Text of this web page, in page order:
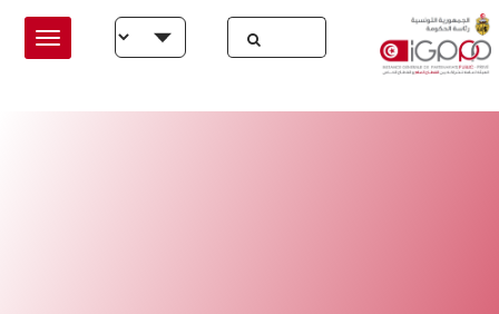
Skip to main content
Select your language